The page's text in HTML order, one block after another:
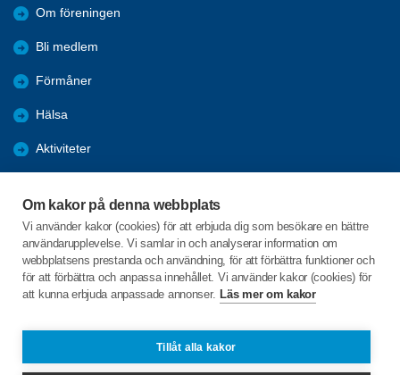
Om kakor på denna webbplats
Vi använder kakor (cookies) för att erbjuda dig som besökare en bättre
användarupplevelse. Vi samlar in och analyserar information om
webbplatsens prestanda och användning, för att förbättra funktioner och
för att förbättra och anpassa innehållet. Vi använder kakor (cookies) för
att kunna erbjuda anpassade annonser. Läs mer om kakor
Tillåt alla kakor
Om föreningen
Bli medlem
Förmåner
Hälsa
Aktiviteter
Bildgalleri
Nyheter
C/o:Maj Lis Askebro